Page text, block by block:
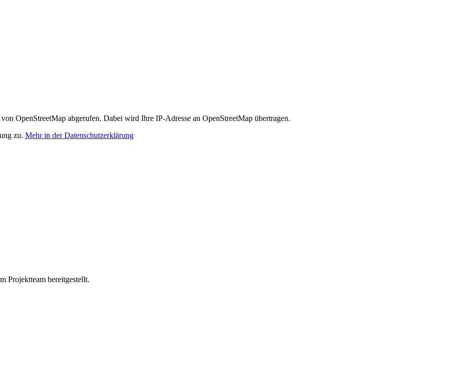
OpenStreetMap abgerufen. Dabei wird Ihre IP-Adresse an OpenStreetMap übertragen.
zu. Mehr in der Datenschutzerklärung
Projektteam bereitgestellt.